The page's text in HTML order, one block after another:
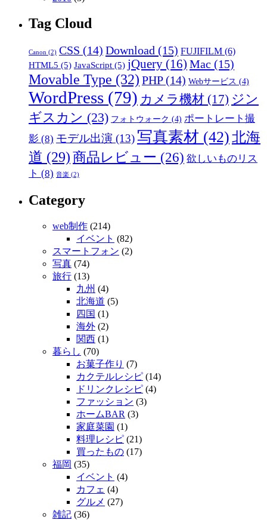
Tag Cloud
Canon (2) CSS (14) Download (15) FUJIFILM (6)
HTML5 (5) JavaScript (5) jQuery (16) Mac (15)
Movable Type (32) PHP(14) Webサービス (4)
WordPress (79) カメラ機材 (17) ジン
ギスカン (23) フォトウォーク (4) ポートレート撮
影 (8) モデル出演 (13) 写真素材 (42)北海
道 (29)商品レビュー (26) 欲しいものリス
ト (8) 音楽 (2)
Category
web制作 (214)
イベント (82)
スマートフォン (2)
写真 (74)
旅行 (13)
九州 (4)
北海道 (5)
四国 (1)
海外 (2)
関西 (1)
暮らし (70)
お菓子作り (7)
カクテルレシピ (14)
ドリンクレシピ (4)
ファッション (3)
ホームBAR (3)
家庭菜園 (1)
料理レシピ (21)
買ったもの (17)
福岡 (35)
イベント (4)
カフェ (4)
グルメ (27)
雑記 (36)